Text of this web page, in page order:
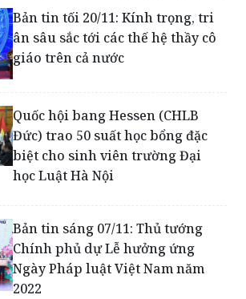
Bản tin tối 20/11: Kính trọng, tri
ân sâu sắc tới các thế hệ thầy cô
giáo trên cả nước
Quốc hội bang Hessen (CHLB
Đức) trao 50 suất học bổng đặc
biệt cho sinh viên trường Đại
học Luật Hà Nội
Bản tin sáng 07/11: Thủ tướng
Chính phủ dự Lễ hưởng ứng
Ngày Pháp luật Việt Nam năm
2022